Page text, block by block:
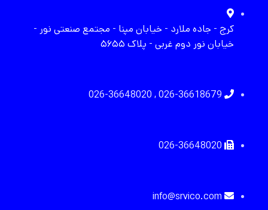
کرج - جاده ملارد - خیابان مپنا - مجتمع صنعتی نور -
خیابان نور دوم غربی - پلاک ۵۶۵۵
026-36618679 , 026-36648020
026-36648020
info@srvico.com